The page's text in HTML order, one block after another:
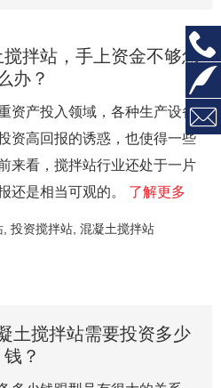
拌站，手上资金不够怎
办？
资产投入领域，各种生产设备
资高回报的诱惑，也使得一些
来看，搅拌站行业还处于一片
还是相当可观的。 了解更多
投资搅拌站 混凝土搅拌站
土搅拌站需要投资多少
钱？


